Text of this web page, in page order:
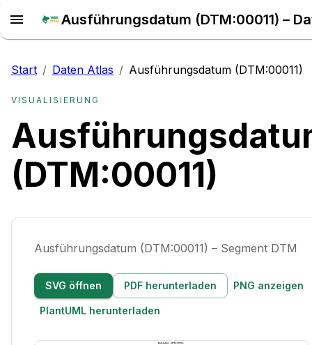
Start / Daten Atlas / Ausführungsdatum (DTM:00011)
VISUALISIERUNG
(DTM:00011)
Ausführungsdatum (DTM:00011) – Segment DTM
SVG öffnen PDF herunterladen PNG anzeigen
PlantUML herunterladen